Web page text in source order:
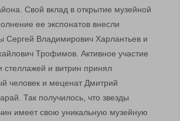
Свой вклад в открытие музейной
ее экспонатов внесли
Сергей Владимирович Харлантьев и
Трофимов. Активное участие
стеллажей и витрин принял
человек и меценат Дмитрий
Так получилось, что звезды
имеет свою уникальную музейную